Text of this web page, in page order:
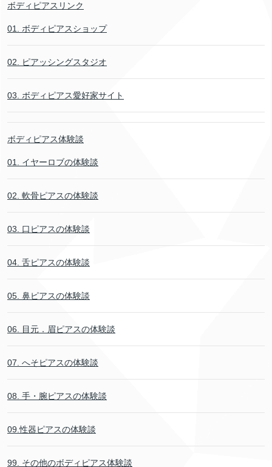
ボディピアスリンク
01. ボディピアスショップ
02. ピアッシングスタジオ
03. ボディピアス愛好家サイト
ボディピアス体験談
01. イヤーロブの体験談
02. 軟骨ピアスの体験談
03. 口ピアスの体験談
04. 舌ピアスの体験談
05. 鼻ピアスの体験談
06. 目元．眉ピアスの体験談
07. へそピアスの体験談
08. 手・腕ピアスの体験談
09.性器ピアスの体験談
99. その他のボディピアス体験談